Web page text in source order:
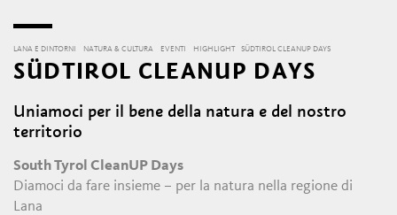
LANA E DINTORNI NATURA & CULTURA EVENTI HIGHLIGHT SÜDTIROL CLEANUP DAYS
SÜDTIROL CLEANUP DAYS
Uniamoci per il bene della natura e del nostro
territorio
South Tyrol CleanUP Days
Diamoci da fare insieme – per la natura nella regione di
Lana